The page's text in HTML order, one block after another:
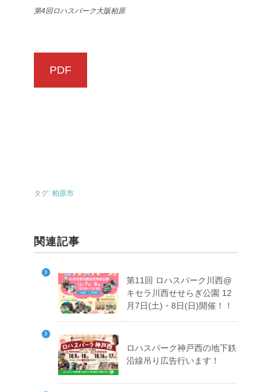
第4回ロハスパーク大阪柏原
PDF
タグ: 柏原市
関連記事
第11回 ロハスパーク川西@
キセラ川西せせらぎ公園 12
月7日(土)・8日(日)開催！！
ロハスパーク神戸西の地下鉄
沿線吊り広告行います！